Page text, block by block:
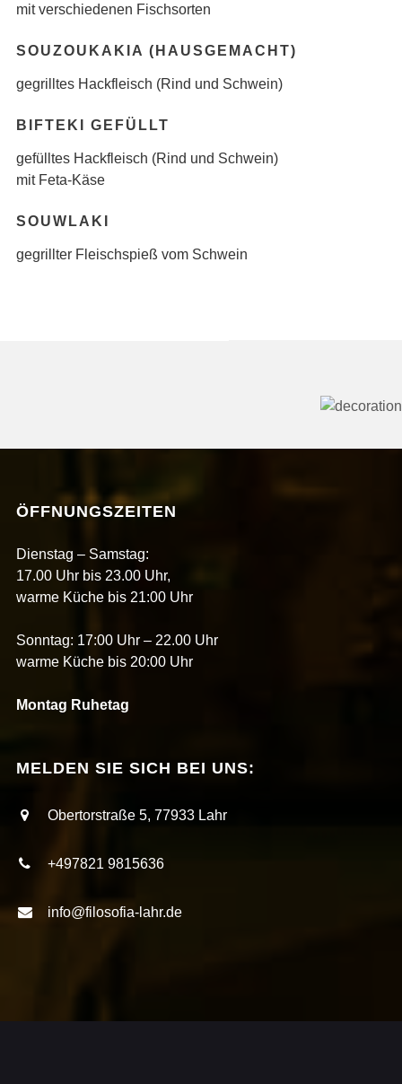
mit verschiedenen Fischsorten
SOUZOUKAKIA (HAUSGEMACHT)
gegrilltes Hackfleisch (Rind und Schwein)
BIFTEKI GEFÜLLT
gefülltes Hackfleisch (Rind und Schwein)
mit Feta-Käse
SOUWLAKI
gegrillter Fleischspieß vom Schwein
ÖFFNUNGSZEITEN
Dienstag – Samstag:
17.00 Uhr bis 23.00 Uhr,
warme Küche bis 21:00 Uhr
Sonntag: 17:00 Uhr – 22.00 Uhr
warme Küche bis 20:00 Uhr
Montag Ruhetag
MELDEN SIE SICH BEI UNS:
Obertorstraße 5, 77933 Lahr
+497821 9815636
info@filosofia-lahr.de